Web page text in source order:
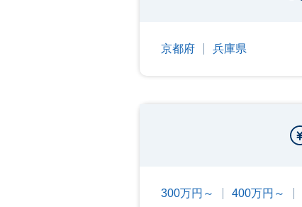
京都府 兵庫県
300万円～ 400万円～